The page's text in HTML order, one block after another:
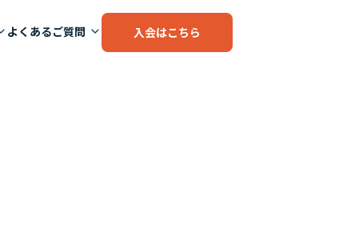
よくあるご質問 入会はこちら